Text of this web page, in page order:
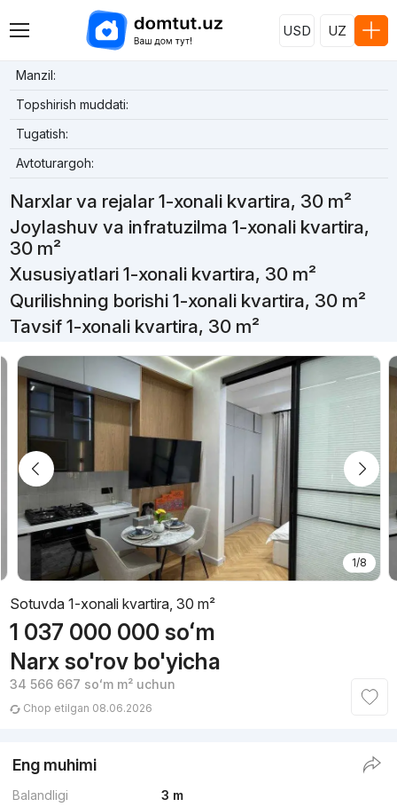
USD UZ
Manzil:
Topshirish muddati:
Tugatish:
Avtoturargoh:
Narxlar va rejalar 1-xonali kvartira, 30 m²
Joylashuv va infratuzilma 1-xonali kvartira,
30 m²
Xususiyatlari 1-xonali kvartira, 30 m²
Qurilishning borishi 1-xonali kvartira, 30 m²
Tavsif 1-xonali kvartira, 30 m²
1/8
Sotuvda 1-xonali kvartira, 30 m²
1 037 000 000 soʻm
Narx so'rov bo'yicha
34 566 667 soʻmm² uchun
Chop etilgan 08.06.2026
Eng muhimi
Balandligi
3 m